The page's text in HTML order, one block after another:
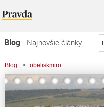
Blog
Najnovšie články
Najčítanejšie články
Najkomentovanejšie články
Zoznam blogov
Blog > obeliskmiro
> Zloba a nenávisť rozprestiera